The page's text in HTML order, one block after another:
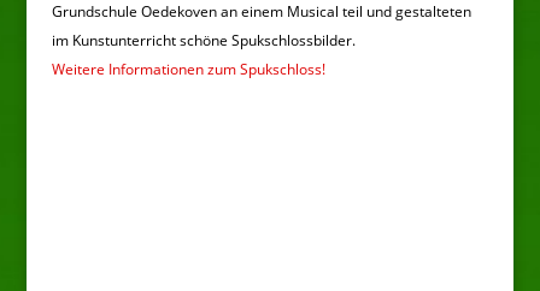
Grundschule Oedekoven an einem Musical teil und gestalteten
im Kunstunterricht schöne Spukschlossbilder.
Weitere Informationen zum Spukschloss!